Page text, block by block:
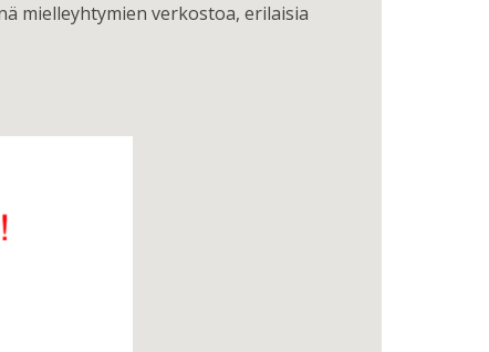
mielleyhtymien verkostoa, erilaisia